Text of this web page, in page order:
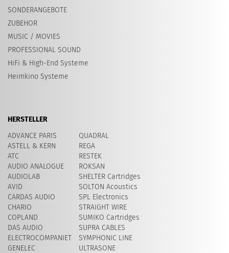
SONDERANGEBOTE
ZUBEHOR
MUSIC / MOVIES
PROFESSIONAL SOUND
HiFi & High-End Systeme
Heimkino Systeme
HERSTELLER
ADVANCE PARIS
ASTELL & KERN
ATC
AUDIO ANALOGUE
AUDIOLAB
AVID
CARDAS AUDIO
CHARIO
COPLAND
DAS AUDIO
ELECTROCOMPANIET
GENELEC
QUADRAL
REGA
RESTEK
ROKSAN
SHELTER Cartridges
SOLTON Acoustics
SPL Electronics
STRAIGHT WIRE
SUMIKO Cartridges
SUPRA CABLES
SYMPHONIC LINE
ULTRASONE